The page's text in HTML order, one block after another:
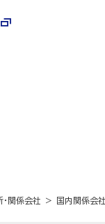
・関係会社 国内関係会社